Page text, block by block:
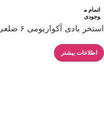
اتمام م
وجودی
استخر بادی آکواریومی ۶ ضلعی سایز بزرگ اینتکس intex
اطلاعات بیشتر